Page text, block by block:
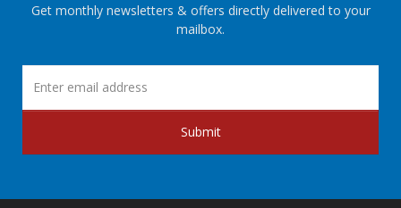
Get monthly newsletters & offers directly delivered to your
mailbox.
Submit